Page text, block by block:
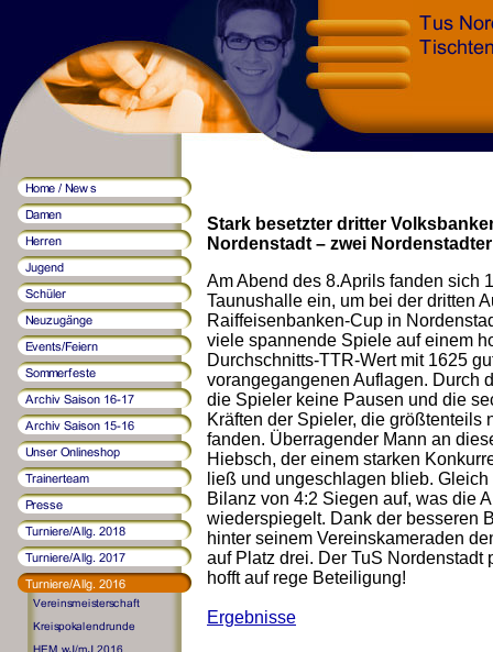
Stark besetzter dritter
Nordenstadt – zwei
Am Abend des 8.Aprils fanden sich
Taunushalle ein, um bei der dritten
Raiffeisenbanken-Cup in
viele spannende Spiele auf einem
Durchschnitts-TTR-Wert mit 1625
vorangegangenen Auflagen. Durch
die Spieler keine Pausen und die
Kräften der Spieler, die größtenteils
fanden. Überragender Mann an
Hiebsch, der einem starken
ließ und ungeschlagen blieb.
Bilanz von 4:2 Siegen auf, was die
wiederspiegelt. Dank der besseren
hinter seinem Vereinskameraden
auf Platz drei. Der TuS Nordenstadt
hofft auf rege Beteiligung!
Ergebnisse